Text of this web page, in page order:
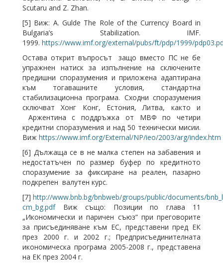
Scutaru and Z. Zhan.
[5] Виж: A. Gulde The Role of the Currency Board in
Bulgaria’s Stabilization. IMF.
1999. https://www.imf.org/external/pubs/ft/pdp/1999/
Остава открит въпросът защо вместо ПС не бе
упражнен натиск за изпълнение на сключените
предишни споразумения и приложена адаптирана
към тогавашните условия, стандартна
стабилизационна програма. Сходни споразумения
сключват Хонг Конг, Естония, Литва, както и
Аржентина с поддръжка от МВФ по четири
кредитни споразумения и над 50 технически мисии.
Виж https://www.imf.org/External/NP/ieo/2003/arg/index.htm
[6] Дължаща се в не малка степен на забавения и
недостатъчен по размер буфер по кредитното
споразумение за фиксиране на реален, пазарно
подкрепен валутен курс.
[7] http://www.bnb.bg/bnbweb/groups/public/documents/
cm_bg.pdfВиж също: Позиции по глава 11
„Икономически и паричен съюз” при преговорите
за присъединяване към ЕС, представени пред ЕК
през 2000 г. и 2002 г.; Предприсъединителната
икономическа програма 2005-2008 г., представена
на ЕК през 2004 г.